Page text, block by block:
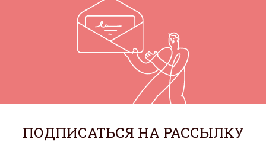
ПОДПИСАТЬСЯ НА РАССЫЛКУ